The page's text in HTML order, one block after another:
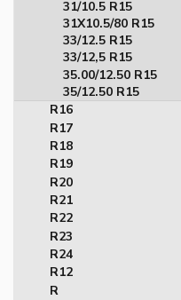
31/10.5 R15
31X10.5/80 R15
33/12.5 R15
33/12,5 R15
35.00/12.50 R15
35/12.50 R15
R16
R17
R18
R19
R20
R21
R22
R23
R24
R12
R